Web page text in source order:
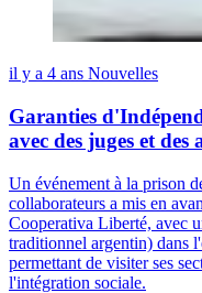
il y a 4 ans Nouvelles
Garanties
avec des juges et des
Un événement à la prison
collaborateurs a mis en
Cooperativa Liberté, avec
traditionnel argentin) dans
permettant de visiter ses
l'intégration sociale.